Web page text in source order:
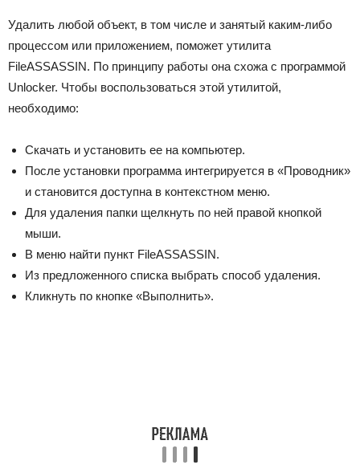
Удалить любой объект, в том числе и занятый каким-либо
процессом или приложением, поможет утилита
FileASSASSIN. По принципу работы она схожа с программой
Unlocker. Чтобы воспользоваться этой утилитой,
необходимо:
Скачать и установить ее на компьютер.
После установки программа интегрируется в «Проводник»
и становится доступна в контекстном меню.
Для удаления папки щелкнуть по ней правой кнопкой
мыши.
В меню найти пункт FileASSASSIN.
Из предложенного списка выбрать способ удаления.
Кликнуть по кнопке «Выполнить».